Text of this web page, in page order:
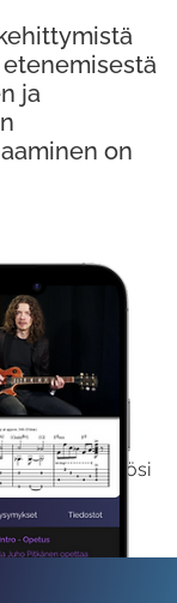
käyttöösi
ja
on